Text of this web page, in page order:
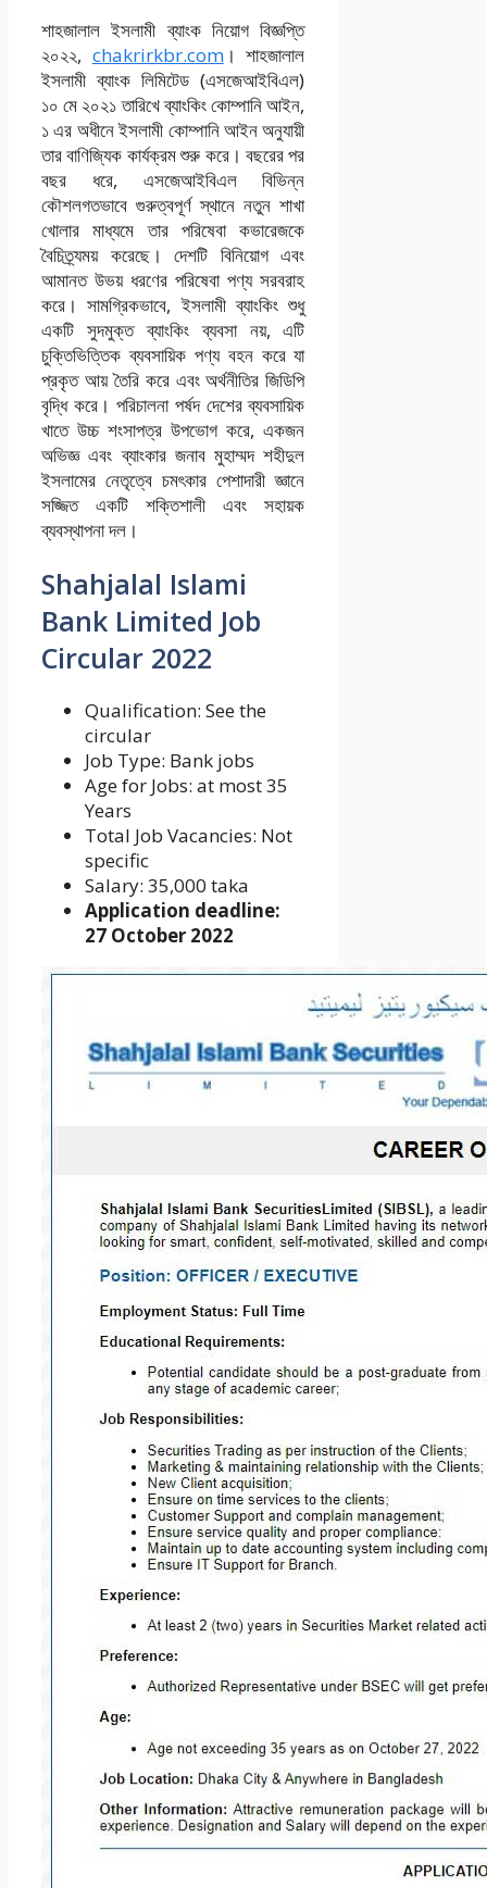
শাহজালাল ইসলামী ব্যাংক নিয়োগ বিজ্ঞপ্তি
২০২২, chakrirkbr.com। শাহজালাল
ইসলামী ব্যাংক লিমিটেড (এসজেআইবিএল)
১০ মে ২০২১ তারিখে ব্যাংকিং কোম্পানি আইন,
১ এর অধীনে ইসলামী কোম্পানি আইন অনুযায়ী
তার বাণিজ্যিক কার্যক্রম শুরু করে। বছরের পর
বছর ধরে, এসজেআইবিএল বিভিন্ন
কৌশলগতভাবে গুরুত্বপূর্ণ স্থানে নতুন শাখা
খোলার মাধ্যমে তার পরিষেবা কভারেজকে
বৈচিত্র্যময় করেছে। দেশটি বিনিয়োগ এবং
আমানত উভয় ধরণের পরিষেবা পণ্য সরবরাহ
করে। সামগ্রিকভাবে, ইসলামী ব্যাংকিং শুধু
একটি সুদমুক্ত ব্যাংকিং ব্যবসা নয়, এটি
চুক্তিভিত্তিক ব্যবসায়িক পণ্য বহন করে যা
প্রকৃত আয় তৈরি করে এবং অর্থনীতির জিডিপি
বৃদ্ধি করে। পরিচালনা পর্ষদ দেশের ব্যবসায়িক
খাতে উচ্চ শংসাপত্র উপভোগ করে, একজন
অভিজ্ঞ এবং ব্যাংকার জনাব মুহাম্মদ শহীদুল
ইসলামের নেতৃত্বে চমৎকার পেশাদারী জ্ঞানে
সজ্জিত একটি শক্তিশালী এবং সহায়ক
ব্যবস্থাপনা দল।
Shahjalal Islami
Bank Limited Job
Circular 2022
Qualification: See the
circular
Job Type: Bank jobs
Age for Jobs: at most 35
Years
Total Job Vacancies: Not
specific
Salary: 35,000 taka
Application deadline:
27 October 2022